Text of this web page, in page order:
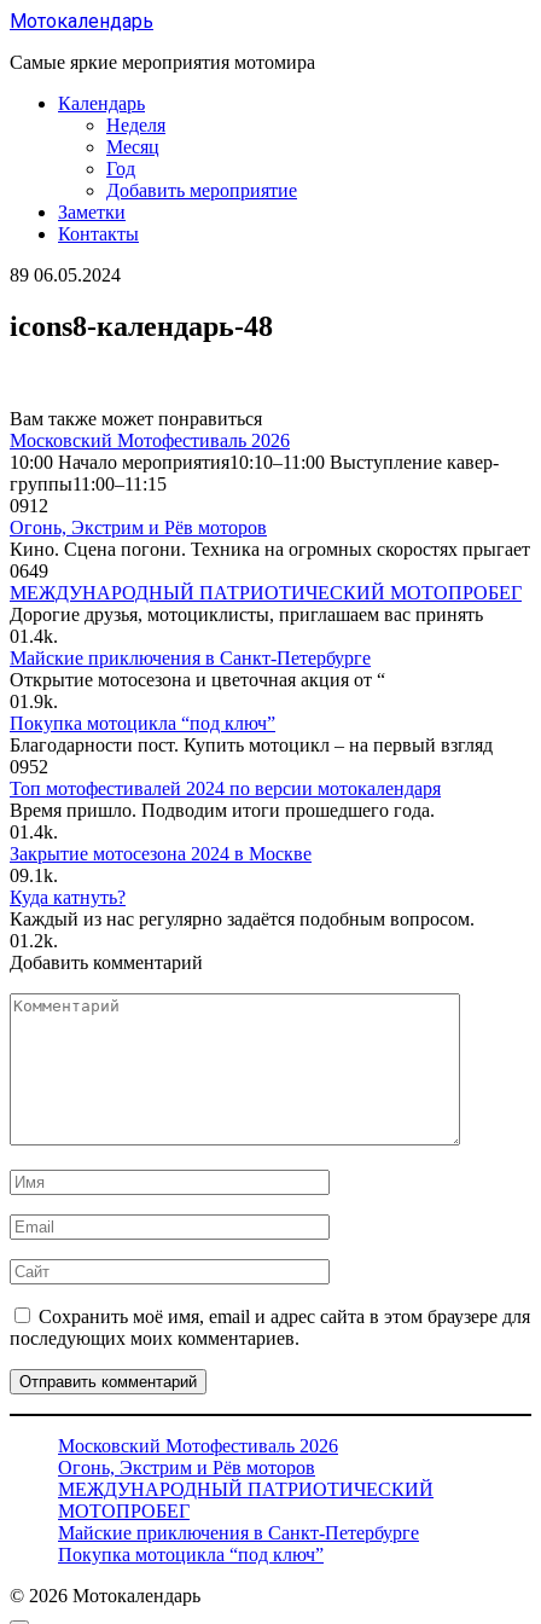
Перейти
содержанию
Мотокалендарь
Самые яркие мероприятия мотомира
Календарь
Неделя
Месяц
Год
Добавить мероприятие
Заметки
Контакты
89 06.05.2024
icons8-календарь-48
Вам также может понравиться
Московский Мотофестиваль 2026
10:00 Начало мероприятия10:10–11:00 Выступление кавер-
группы11:00–11:15
0912
Огонь, Экстрим и Рёв моторов
Кино. Сцена погони. Техника на огромных скоростях прыгает
0649
МЕЖДУНАРОДНЫЙ ПАТРИОТИЧЕСКИЙ МОТОПРОБЕГ
Дорогие друзья, мотоциклисты, приглашаем вас принять
01.4k.
Майские приключения в Санкт-Петербурге
Открытие мотосезона и цветочная акция от “
01.9k.
Покупка мотоцикла “под ключ”
Благодарности пост. Купить мотоцикл – на первый взгляд
0952
Топ мотофестивалей 2024 по версии мотокалендаря
Время пришло. Подводим итоги прошедшего года.
01.4k.
Закрытие мотосезона 2024 в Москве
09.1k.
Куда катнуть?
Каждый из нас регулярно задаётся подобным вопросом.
01.2k.
Добавить комментарий
Комментарий
Имя
*
Email
*
Сайт
Сохранить моё имя, email и адрес сайта в этом браузере для
последующих моих комментариев.
Московский Мотофестиваль 2026
Огонь, Экстрим и Рёв моторов
МЕЖДУНАРОДНЫЙ ПАТРИОТИЧЕСКИЙ
МОТОПРОБЕГ
Майские приключения в Санкт-Петербурге
Покупка мотоцикла “под ключ”
© 2026 Мотокалендарь